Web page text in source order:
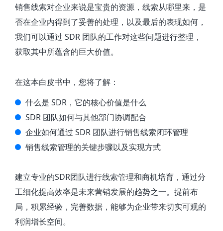
销售管理
按业务场景
培训辅导
预约演示
销售线索对企业来说是宝贵的资源，线索从哪里来，是
否在企业内得到了妥善的处理，以及最后的表现如何，
我们可以通过 SDR 团队的工作对这些问题进行整理，
获取其中所蕴含的巨大价值。
在这本白皮书中，您将了解：
什么是 SDR，它的核心价值是什么
SDR 团队如何与其他部门协调配合
企业如何通过 SDR 团队进行销售线索闭环管理
销售线索管理的关键步骤以及实现方式
建立专业的SDR团队进行线索管理和商机培育，通过分
工细化提高效率是未来营销发展的趋势之一。提前布
局，积累经验，完善数据，能够为企业带来切实可观的
利润增长空间。